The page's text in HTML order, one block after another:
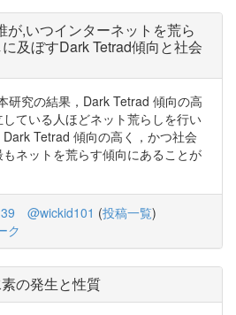
が,いつインターネットを荒ら
及ぼすDark Tetrad傾向と社会
研究の結果，Dark Tetrad 傾向の高
ている人ほどネット荒らしを行い
Tetrad 傾向の高く，かつ社会
ネットを荒らす傾向にあることが
@wickid101 (投稿一覧)
ク
の発生と性質